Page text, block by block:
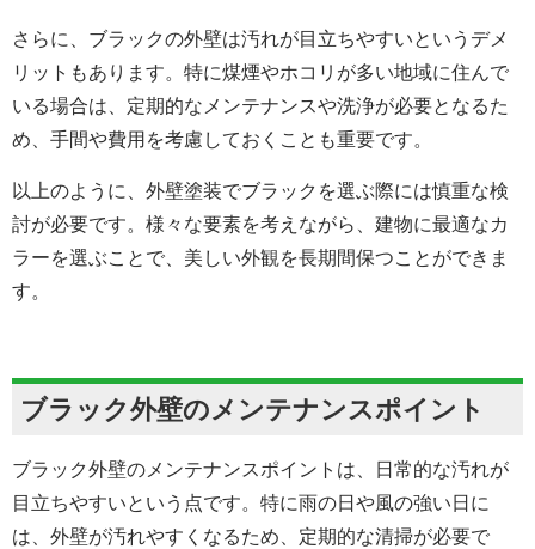
さらに、ブラックの外壁は汚れが目立ちやすいというデメ
リットもあります。特に煤煙やホコリが多い地域に住んで
いる場合は、定期的なメンテナンスや洗浄が必要となるた
め、手間や費用を考慮しておくことも重要です。
以上のように、外壁塗装でブラックを選ぶ際には慎重な検
討が必要です。様々な要素を考えながら、建物に最適なカ
ラーを選ぶことで、美しい外観を長期間保つことができま
す。
ブラック外壁のメンテナンスポイント
ブラック外壁のメンテナンスポイントは、日常的な汚れが
目立ちやすいという点です。特に雨の日や風の強い日に
は、外壁が汚れやすくなるため、定期的な清掃が必要で